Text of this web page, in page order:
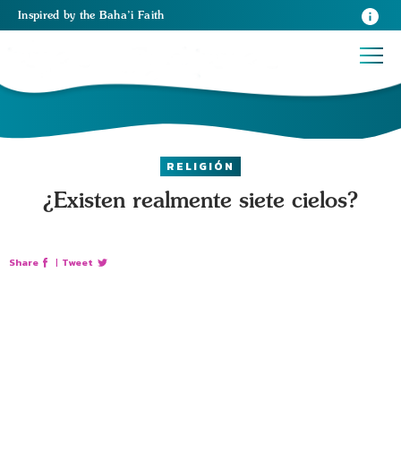
Inspired by the Baha’i Faith
RELIGIÓN
¿Existen realmente siete cielos?
Share | Tweet